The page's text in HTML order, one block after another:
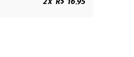
2x R$ 16,95